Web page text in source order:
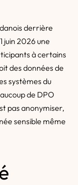
derrière
juin 2026 une
à certains
des données de
systèmes du
de DPO
pas anonymiser,
sensible même